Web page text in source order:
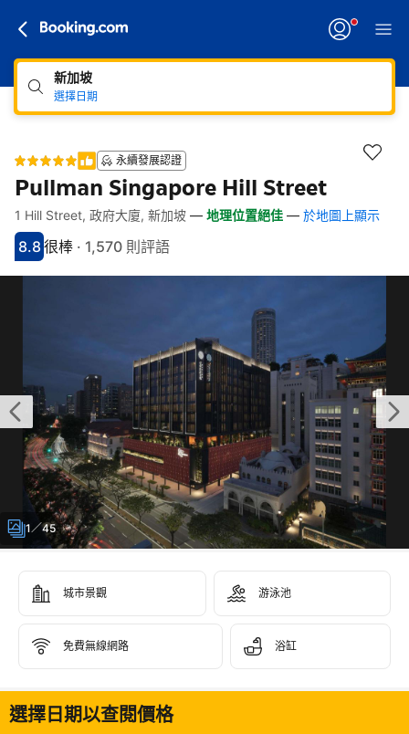
新加坡
選擇日期
永續發展認證
Pullman Singapore Hill Street
快速連結
跳至住宿介紹
跳至熱門設施
跳至客房類型
跳至訂房政策
1 Hill Street, 政府大廈, 新加坡 — 地理位置絕佳 — 於地圖上顯示
分數8.8分
8.8
評比很棒
很棒 · 1,570 則評語
1／45
城市景觀 游泳池
免費無線網路 浴缸
選擇日期以查閱價格